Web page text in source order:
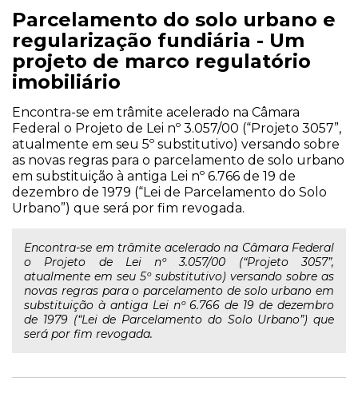
Parcelamento do solo urbano e
regularização fundiária - Um
projeto de marco regulatório
imobiliário
Encontra-se em trâmite acelerado na Câmara
Federal o Projeto de Lei nº 3.057/00 (“Projeto 3057”,
atualmente em seu 5º substitutivo) versando sobre
as novas regras para o parcelamento de solo urbano
em substituição à antiga Lei nº 6.766 de 19 de
dezembro de 1979 (“Lei de Parcelamento do Solo
Urbano”) que será por fim revogada.
Encontra-se em trâmite acelerado na Câmara Federal
o Projeto de Lei nº 3.057/00 (“Projeto 3057”,
atualmente em seu 5º substitutivo) versando sobre as
novas regras para o parcelamento de solo urbano em
substituição à antiga Lei nº 6.766 de 19 de dezembro
de 1979 (“Lei de Parcelamento do Solo Urbano”) que
será por fim revogada.